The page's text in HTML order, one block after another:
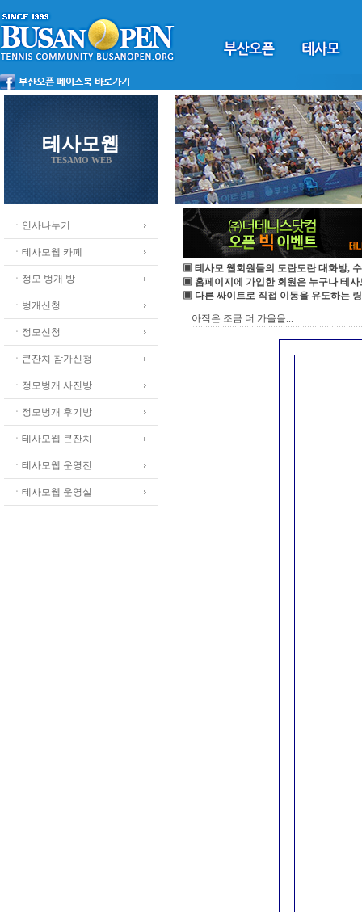
테사모웹
TESAMO WEB
ㆍ인사나누기
ㆍ테사모웹 카페
ㆍ정모 벙개 방
ㆍ벙개신청
ㆍ정모신청
ㆍ큰잔치 참가신청
ㆍ정모벙개 사진방
ㆍ정모벙개 후기방
ㆍ테사모웹 큰잔치
ㆍ테사모웹 운영진
ㆍ테사모웹 운영실
▣ 테사모 웹회원들의 도란도란 대화방,
▣ 홈페이지에 가입한 회원은 누구나 테
▣ 다른 싸이트로 직접 이동을 유도하는
아직은 조금 더 가을을...